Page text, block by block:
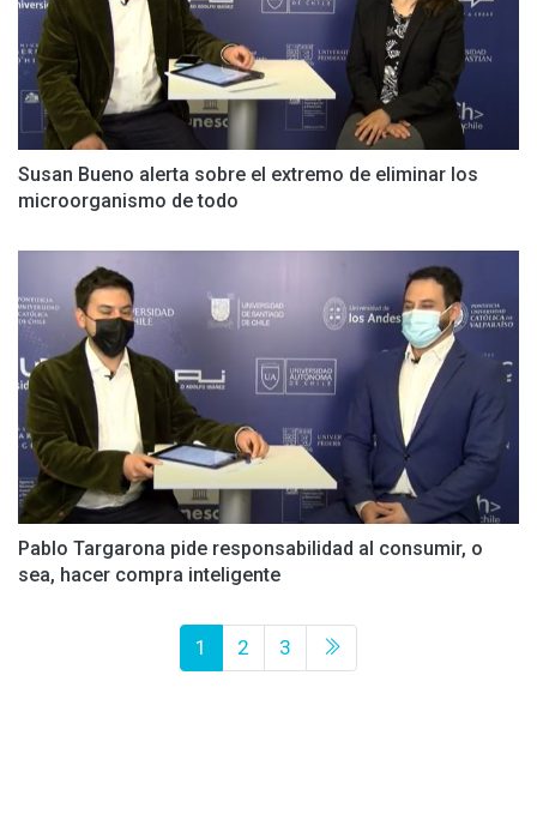
Susan Bueno alerta sobre el extremo de eliminar los
microorganismo de todo
Pablo Targarona pide responsabilidad al consumir, o
sea, hacer compra inteligente
1 2 3